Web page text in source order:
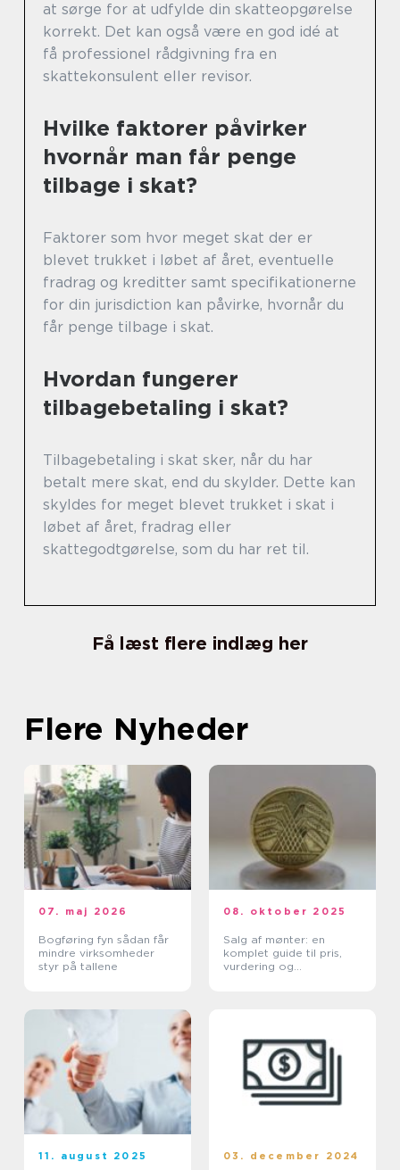
at sørge for at udfylde din skatteopgørelse
korrekt. Det kan også være en god idé at
få professionel rådgivning fra en
skattekonsulent eller revisor.
Hvilke faktorer påvirker
hvornår man får penge
tilbage i skat?
Faktorer som hvor meget skat der er
blevet trukket i løbet af året, eventuelle
fradrag og kreditter samt specifikationerne
for din jurisdiction kan påvirke, hvornår du
får penge tilbage i skat.
Hvordan fungerer
tilbagebetaling i skat?
Tilbagebetaling i skat sker, når du har
betalt mere skat, end du skylder. Dette kan
skyldes for meget blevet trukket i skat i
løbet af året, fradrag eller
skattegodtgørelse, som du har ret til.
Få læst flere indlæg her
Flere Nyheder
07. maj 2026
Bogføring fyn sådan får
mindre virksomheder
styr på tallene
08. oktober 2025
Salg af mønter: en
komplet guide til pris,
vurdering og
11. august 2025 03. december 2024